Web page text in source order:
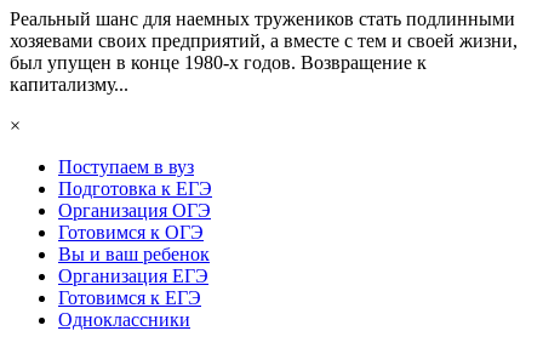
Реальный шанс для наемных тружеников стать подлинными
хозяевами своих предприятий, а вместе с тем и своей жизни,
был упущен в конце 1980-х годов. Возвращение к
капитализму...
×
Поступаем в вуз
Подготовка к ЕГЭ
Организация ОГЭ
Готовимся к ОГЭ
Вы и ваш ребенок
Организация ЕГЭ
Готовимся к ЕГЭ
Одноклассники